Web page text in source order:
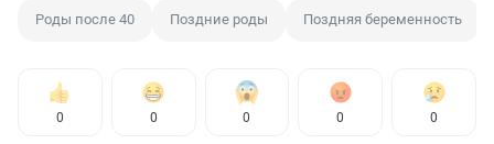
Роды после 40 Поздние роды Поздняя беременность
0 0 0 0 0